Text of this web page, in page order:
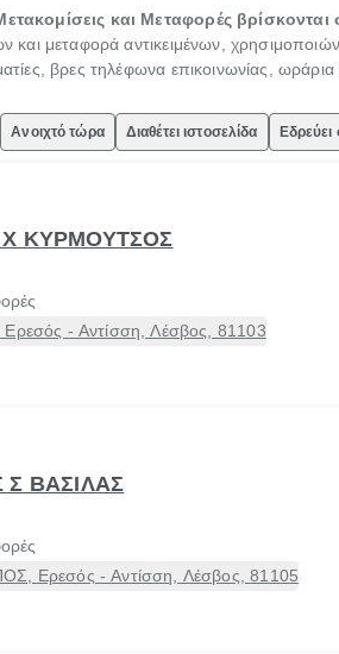
και Μεταφορές
και μεταφορά αντικειμένων,
βρες τηλέφωνα επικοινωνίας,
Ανοιχτό τώρα Διαθέτει ιστοσελίδα
Χ ΚΥΡΜΟΥΤΣΟΣ
- Αντίσση, Λέσβος, 81103
Σ ΒΑΣΙΛΑΣ
Ερεσός - Αντίσση, Λέσβος, 81105